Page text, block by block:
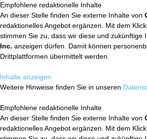
Empfohlene redaktionelle Inhalte
An dieser Stelle finden Sie externe Inhalte von
redaktionelles Angebot ergänzen. Mit dem
stimmen Sie zu, dass wir diese und zukünftige
Inc. anzeigen dürfen. Damit können
Drittplattformen übermittelt werden.
Inhalte anzeigen
Weitere Hinweise finden Sie in unseren
Empfohlene redaktionelle Inhalte
An dieser Stelle finden Sie externe Inhalte von
redaktionelles Angebot ergänzen. Mit dem